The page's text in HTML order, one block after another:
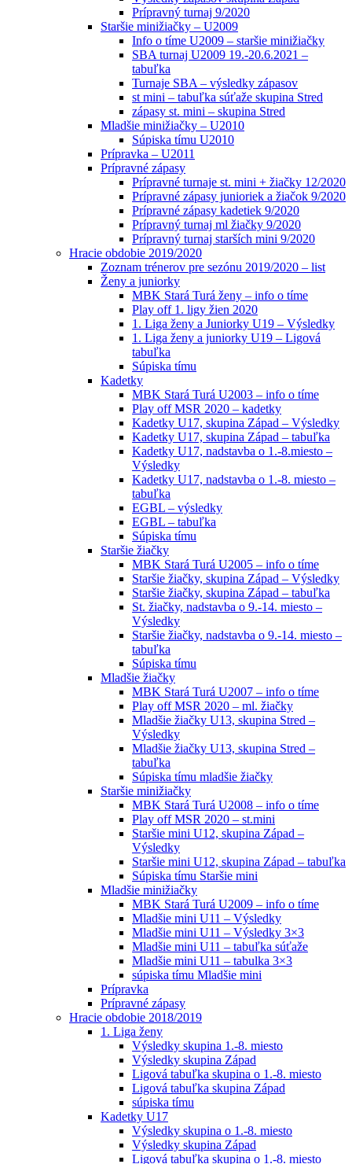
Prípravný turnaj 9/2020
Staršie minižiačky – U2009
Info o tíme U2009 – staršie minižiačky
SBA turnaj U2009 19.-20.6.2021 –
tabuľka
Turnaje SBA – výsledky zápasov
st mini – tabuľka súťaže skupina Stred
zápasy st. mini – skupina Stred
Mladšie minižiačky – U2010
Súpiska tímu U2010
Prípravka – U2011
Prípravné zápasy
Prípravné turnaje st. mini + žiačky 12/2020
Prípravné zápasy junioriek a žiačok 9/2020
Prípravné zápasy kadetiek 9/2020
Prípravný turnaj ml žiačky 9/2020
Prípravný turnaj starších mini 9/2020
Hracie obdobie 2019/2020
Zoznam trénerov pre sezónu 2019/2020 – list
Ženy a juniorky
MBK Stará Turá ženy – info o tíme
Play off 1. ligy žien 2020
1. Liga ženy a Juniorky U19 – Výsledky
1. Liga ženy a juniorky U19 – Ligová
tabuľka
Súpiska tímu
Kadetky
MBK Stará Turá U2003 – info o tíme
Play off MSR 2020 – kadetky
Kadetky U17, skupina Západ – Výsledky
Kadetky U17, skupina Západ – tabuľka
Kadetky U17, nadstavba o 1.-8.miesto –
Výsledky
Kadetky U17, nadstavba o 1.-8. miesto –
tabuľka
EGBL – výsledky
EGBL – tabuľka
Súpiska tímu
Staršie žiačky
MBK Stará Turá U2005 – info o tíme
Staršie žiačky, skupina Západ – Výsledky
Staršie žiačky, skupina Západ – tabuľka
St. žiačky, nadstavba o 9.-14. miesto –
Výsledky
Staršie žiačky, nadstavba o 9.-14. miesto –
tabuľka
Súpiska tímu
Mladšie žiačky
MBK Stará Turá U2007 – info o tíme
Play off MSR 2020 – ml. žiačky
Mladšie žiačky U13, skupina Stred –
Výsledky
Mladšie žiačky U13, skupina Stred –
tabuľka
Súpiska tímu mladšie žiačky
Staršie minižiačky
MBK Stará Turá U2008 – info o tíme
Play off MSR 2020 – st.mini
Staršie mini U12, skupina Západ –
Výsledky
Staršie mini U12, skupina Západ – tabuľka
Súpiska tímu Staršie mini
Mladšie minižiačky
MBK Stará Turá U2009 – info o tíme
Mladšie mini U11 – Výsledky
Mladšie mini U11 – Výsledky 3×3
Mladšie mini U11 – tabuľka súťaže
Mladšie mini U11 – tabulka 3×3
súpiska tímu Mladšie mini
Prípravka
Prípravné zápasy
Hracie obdobie 2018/2019
1. Liga ženy
Výsledky skupina 1.-8. miesto
Výsledky skupina Západ
Ligová tabuľka skupina o 1.-8. miesto
Ligová tabuľka skupina Západ
súpiska tímu
Kadetky U17
Výsledky skupina o 1.-8. miesto
Výsledky skupina Západ
Ligová tabuľka skupina o 1.-8. miesto